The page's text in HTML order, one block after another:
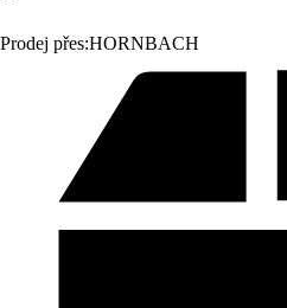
Prodej přes:HORNBACH